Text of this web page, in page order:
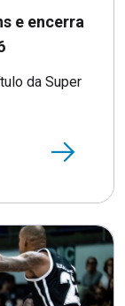
e encerra
da Super